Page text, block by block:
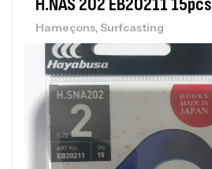
H.NAS 202 EB20211 15pcs
Hameçons, Surfcasting